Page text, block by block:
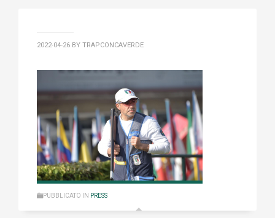
2022-04-26 BY TRAPCONCAVERDE
PUBBLICATO IN PRESS